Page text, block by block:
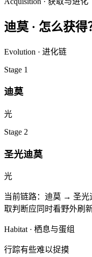
迪莫 · 怎么获得
Evolution · 进化链
Stage 1
迪莫
光
Stage 2
圣光迪莫
光
当前链路： 迪莫 → 圣光
取判断应同时看野外刷
Habitat · 栖息与蛋组
行踪有些难以捉摸